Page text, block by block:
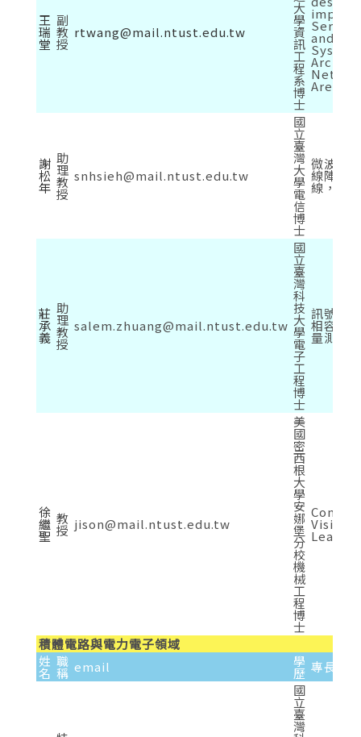
王
瑞
堂
副
教
授
rtwang@mail.ntust.edu.tw
大
學
資
訊
工
程
系
博
士
and
System
Area
謝
松
年
助
理
教
授
snhsieh@mail.ntust.edu.tw
國
立
臺
灣
大
學
電
信
博
士
微波與
線陣列
線，微
莊
承
義
助
理
教
授
salem.zhuang@mail.ntust.edu.tw
國
立
臺
灣
科
技
大
學
電
子
工
程
博
士
訊號/電
相容、
量測技
徐
繼
聖
教
授 jison@mail.ntust.edu.tw
美
國
密
西
根
大
學
安
娜
堡
分
校
機
械
工
程
博
士
積體電路與電力電子領域
姓
名
職
稱 email 學
歷 專長
國
立
臺
灣